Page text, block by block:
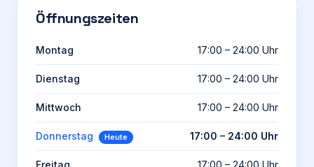
Öffnungszeiten
Montag 17:00 – 24:00 Uhr
Dienstag 17:00 – 24:00 Uhr
Mittwoch 17:00 – 24:00 Uhr
Donnerstag Heute 17:00 – 24:00 Uhr
Freitag 17:00 – 24:00 Uhr